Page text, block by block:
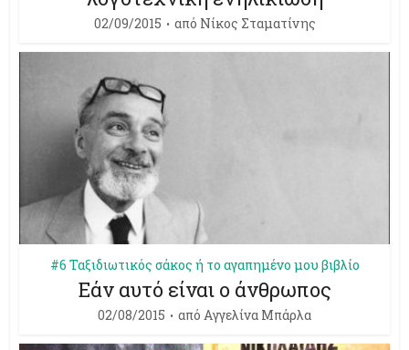
02/09/2015 από Νίκος Σταματίνης
#6 Ταξιδιωτικός σάκος ή το αγαπημένο μου βιβλίο
Εάν αυτό είναι ο άνθρωπος
02/08/2015 από Aγγελίνα Μπάρλα